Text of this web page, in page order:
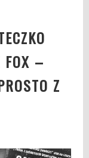
FOX –
Z